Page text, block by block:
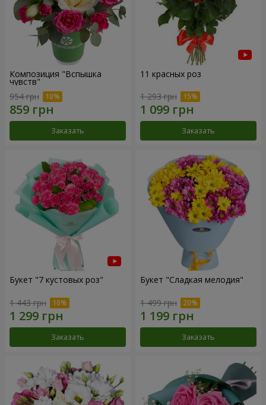
Композиция "Вспышка
чувств"
954 грн
Заказать
11 красных роз
1 293 грн
Заказать
Букет "7 кустовых роз"
1 443 грн
Заказать
Букет "Сладкая мелодия"
1 499 грн
Заказать